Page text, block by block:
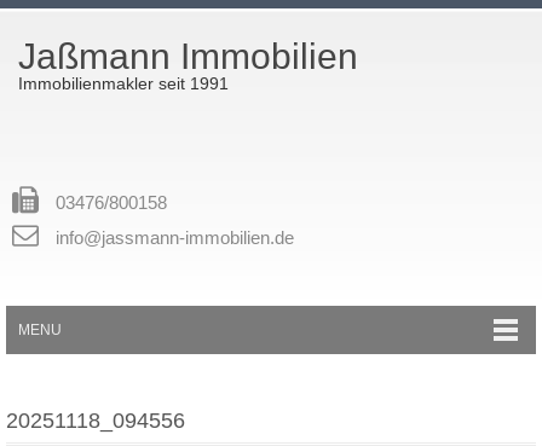
Jaßmann Immobilien
Immobilienmakler seit 1991
03476/800158
info@jassmann-immobilien.de
MENU
20251118_094556